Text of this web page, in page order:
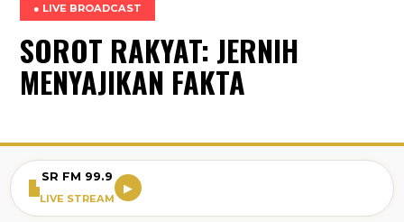
● LIVE BROADCAST
SOROT RAKYAT: JERNIH
MENYAJIKAN FAKTA
SR FM 99.9
LIVE STREAM
▶